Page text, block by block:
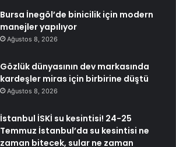
Bursa İnegöl’de binicilik için modern
manejler yapılıyor
Ağustos 8, 2026
Gözlük dünyasının dev markasında
kardeşler miras için birbirine düştü
Ağustos 8, 2026
İstanbul İSKİ su kesintisi! 24-25
Temmuz İstanbul’da su kesintisi ne
zaman bitecek, sular ne zaman